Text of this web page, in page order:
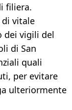
filiera.
di vitale
dei vigili del
di San
quali
per evitare
ulteriormente